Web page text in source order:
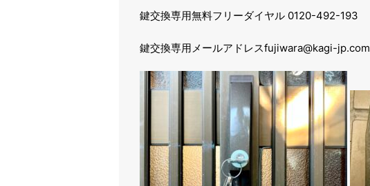
鍵交換専用無料フリーダイヤル 0120-492-193
鍵交換専用メールアドレスfujiwara@kagi-jp.com